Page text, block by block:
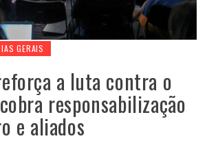
GERAIS
a luta contra o
responsabilização
e aliados